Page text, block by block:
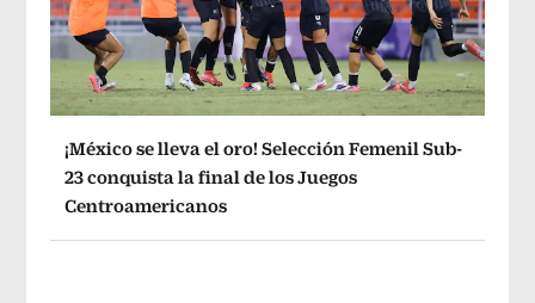
¡México se lleva el oro! Selección Femenil Sub-
23 conquista la final de los Juegos
Centroamericanos